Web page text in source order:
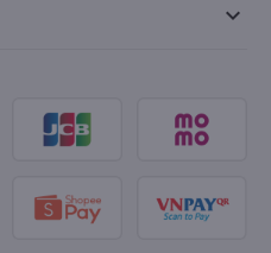
keyboard_arrow_down